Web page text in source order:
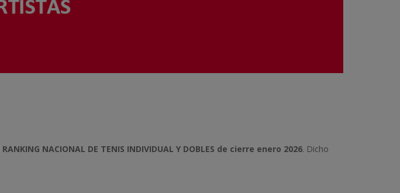
RANKING NACIONAL DE TENIS INDIVIDUAL Y DOBLES de cierre enero 2026. Dicho